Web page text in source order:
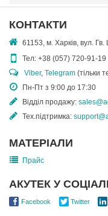
КОНТАКТИ
61153, м. Харків, вул.
Тел: +38 (057) 720-91-19
Viber, Telegram (тільки
Пн-Пт з 9:00 до 17:30
Відділ продажу:
Тех.підтримка:
МАТЕРІАЛИ
Прайс
АКУТЕК У
Facebook Twitter